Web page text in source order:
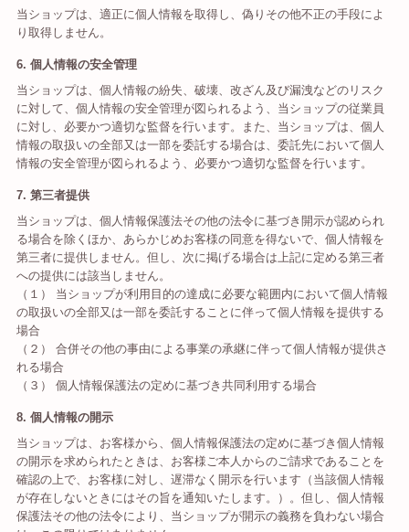
当ショップは、適正に個人情報を取得し、偽りその他不正の手段によ
り取得しません。
6. 個人情報の安全管理
当ショップは、個人情報の紛失、破壊、改ざん及び漏洩などのリスク
に対して、個人情報の安全管理が図られるよう、当ショップの従業員
に対し、必要かつ適切な監督を行います。また、当ショップは、個人
情報の取扱いの全部又は一部を委託する場合は、委託先において個人
情報の安全管理が図られるよう、必要かつ適切な監督を行います。
7. 第三者提供
当ショップは、個人情報保護法その他の法令に基づき開示が認められ
る場合を除くほか、あらかじめお客様の同意を得ないで、個人情報を
第三者に提供しません。但し、次に掲げる場合は上記に定める第三者
への提供には該当しません。
（１） 当ショップが利用目的の達成に必要な範囲内において個人情報
の取扱いの全部又は一部を委託することに伴って個人情報を提供する
場合
（２） 合併その他の事由による事業の承継に伴って個人情報が提供さ
れる場合
（３） 個人情報保護法の定めに基づき共同利用する場合
8. 個人情報の開示
当ショップは、お客様から、個人情報保護法の定めに基づき個人情報
の開示を求められたときは、お客様ご本人からのご請求であることを
確認の上で、お客様に対し、遅滞なく開示を行います（当該個人情報
が存在しないときにはその旨を通知いたします。）。但し、個人情報
保護法その他の法令により、当ショップが開示の義務を負わない場合